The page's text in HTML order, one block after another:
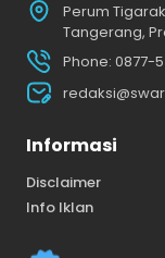
Perum
Tangerang,
Phone: 0877-
Informasi
Disclaimer
Info Iklan